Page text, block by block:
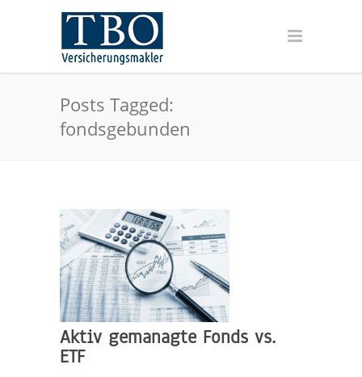
Posts Tagged:
fondsgebunden
Aktiv gemanagte Fonds vs.
ETF